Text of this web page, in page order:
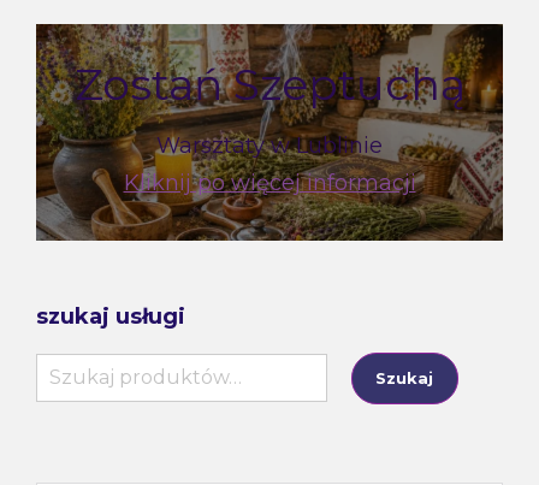
Zostań Szeptuchą
Warsztaty w Lublinie
Kliknij po więcej informacji
szukaj usługi
Szukaj:
Szukaj